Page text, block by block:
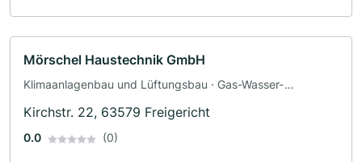
Mörschel Haustechnik GmbH
Klimaanlagenbau und Lüftungsbau · Gas-Wasser-
Kirchstr. 22, 63579 Freigericht
0.0 (0)